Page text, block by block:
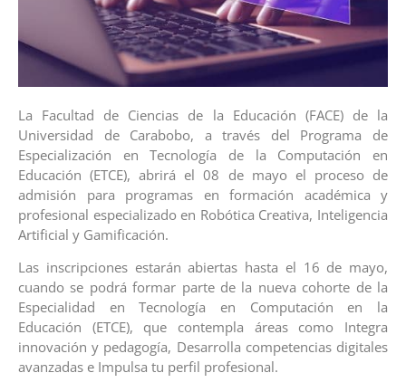
La Facultad de Ciencias de la Educación (FACE) de la
Universidad de Carabobo, a través del Programa de
Especialización en Tecnología de la Computación en
Educación (ETCE), abrirá el 08 de mayo el proceso de
admisión para programas en formación académica y
profesional especializado en Robótica Creativa, Inteligencia
Artificial y Gamificación.
Las inscripciones estarán abiertas hasta el 16 de mayo,
cuando se podrá formar parte de la nueva cohorte de la
Especialidad en Tecnología en Computación en la
Educación (ETCE), que contempla áreas como Integra
innovación y pedagogía, Desarrolla competencias digitales
avanzadas e Impulsa tu perfil profesional.